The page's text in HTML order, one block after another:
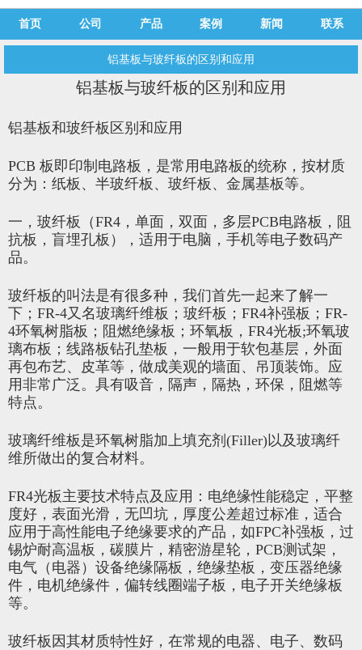
首页 公司 产品 案例 新闻 联系
铝基板与玻纤板的区别和应用
铝基板与玻纤板的区别和应用
铝基板和玻纤板区别和应用
PCB 板即印制电路板，是常用电路板的统称，按材质
分为：纸板、半玻纤板、玻纤板、金属基板等。
一，玻纤板（FR4，单面，双面，多层PCB电路板，阻
抗板，盲埋孔板），适用于电脑，手机等电子数码产
品。
玻纤板的叫法是有很多种，我们首先一起来了解一
下；FR-4又名玻璃纤维板；玻纤板；FR4补强板；FR-
4环氧树脂板；阻燃绝缘板；环氧板，FR4光板;环氧玻
璃布板；线路板钻孔垫板，一般用于软包基层，外面
再包布艺、皮革等，做成美观的墙面、吊顶装饰。应
用非常广泛。具有吸音，隔声，隔热，环保，阻燃等
特点。
玻璃纤维板是环氧树脂加上填充剂(Filler)以及玻璃纤
维所做出的复合材料。
FR4光板主要技术特点及应用：电绝缘性能稳定，平整
度好，表面光滑，无凹坑，厚度公差超过标准，适合
应用于高性能电子绝缘要求的产品，如FPC补强板，过
锡炉耐高温板，碳膜片，精密游星轮，PCB测试架，
电气（电器）设备绝缘隔板，绝缘垫板，变压器绝缘
件，电机绝缘件，偏转线圈端子板，电子开关绝缘板
等。
玻纤板因其材质特性好，在常规的电器、电子、数码